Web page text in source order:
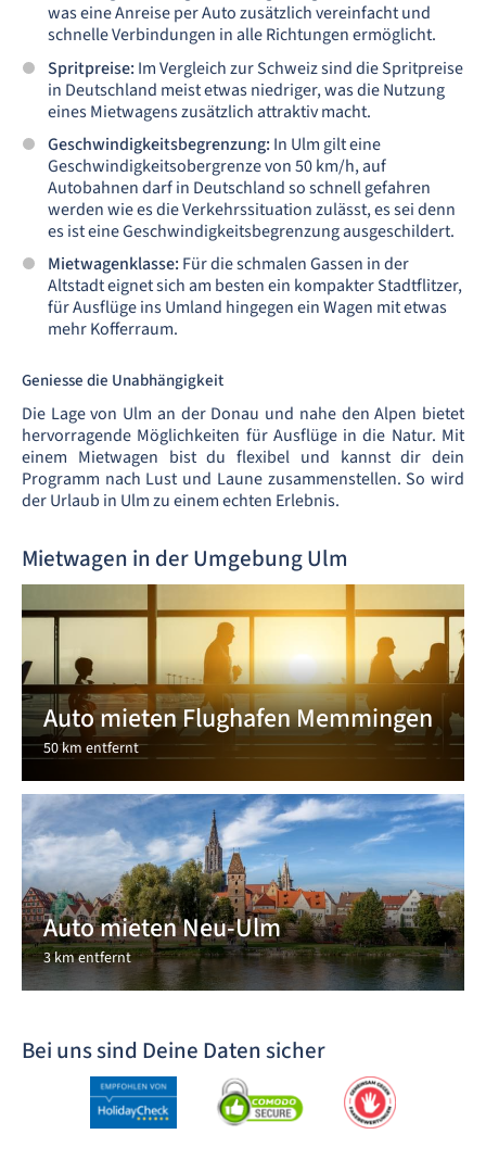
was eine Anreise per Auto zusätzlich vereinfacht und
schnelle Verbindungen in alle Richtungen ermöglicht.
Spritpreise: Im Vergleich zur Schweiz sind die Spritpreise
in Deutschland meist etwas niedriger, was die Nutzung
eines Mietwagens zusätzlich attraktiv macht.
Geschwindigkeitsbegrenzung: In Ulm gilt eine
Geschwindigkeitsobergrenze von 50 km/h, auf
Autobahnen darf in Deutschland so schnell gefahren
werden wie es die Verkehrssituation zulässt, es sei denn
es ist eine Geschwindigkeitsbegrenzung ausgeschildert.
Mietwagenklasse: Für die schmalen Gassen in der
Altstadt eignet sich am besten ein kompakter Stadtflitzer,
für Ausflüge ins Umland hingegen ein Wagen mit etwas
mehr Kofferraum.
Geniesse die Unabhängigkeit
Die Lage von Ulm an der Donau und nahe den Alpen bietet
hervorragende Möglichkeiten für Ausflüge in die Natur. Mit
einem Mietwagen bist du flexibel und kannst dir dein
Programm nach Lust und Laune zusammenstellen. So wird
der Urlaub in Ulm zu einem echten Erlebnis.
Mietwagen in der Umgebung Ulm
Auto mieten Flughafen Memmingen
50 km entfernt
Auto mieten Neu-Ulm
3 km entfernt
Bei uns sind Deine Daten sicher